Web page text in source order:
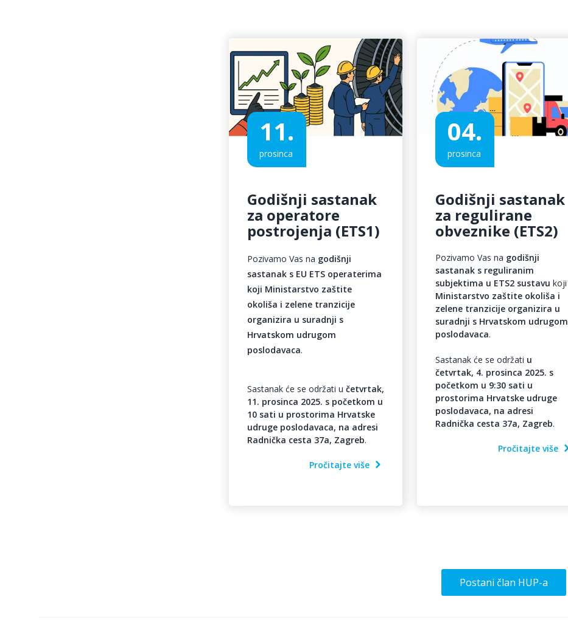
11.
prosinca
Godišnji sastanak
za operatore
postrojenja (ETS1)
Pozivamo Vas na godišnji
sastanak s EU ETS operaterima
koji Ministarstvo zaštite
okoliša i zelene tranzicije
organizira u suradnji s
Hrvatskom udrugom
poslodavaca.
Sastanak će se održati u četvrtak,
11. prosinca 2025. s početkom u
10 sati u prostorima Hrvatske
udruge poslodavaca, na adresi
Radnička cesta 37a, Zagreb.
Pročitajte više
04.
prosinca
Godišnji sastanak
za regulirane
obveznike (ETS2)
Pozivamo Vas na godišnji
sastanak s reguliranim
subjektima u ETS2 sustavu koji
Ministarstvo zaštite okoliša i
zelene tranzicije organizira u
suradnji s Hrvatskom udrugom
poslodavaca.
Sastanak će se održati u
četvrtak, 4. prosinca 2025. s
početkom u 9:30 sati u
prostorima Hrvatske udruge
poslodavaca, na adresi
Radnička cesta 37a, Zagreb.
Pročitajte više
Postani član HUP-a